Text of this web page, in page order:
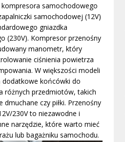
testowej
kompresora samochodowego
samochodowej (12V)
gniazdka
(230V). Kompresor przenośny
manometr, który
ciśnienia powietrza
W większości modeli
dodatkowe końcówki do
różnych przedmiotów, takich
dmuchane czy piłki. Przenośny
230V to niezawodne i
narzędzie, które warto mieć
lub bagażniku samochodu.